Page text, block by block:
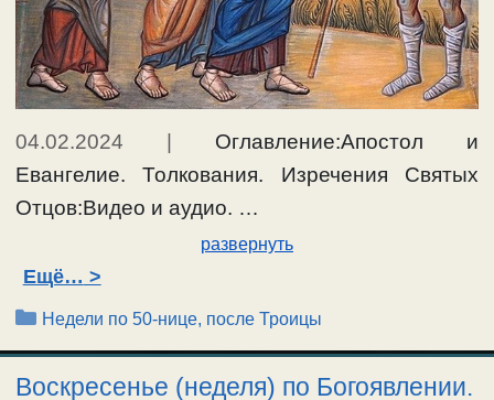
04.02.2024 | Оглавление:Апостол и
Евангелие. Толкования. Изречения Святых
Отцов:Видео и аудио. …
развернуть
Ещё…
Рубрики
Недели по 50-нице, после Троицы
Воскресенье (неделя) по Богоявлении.